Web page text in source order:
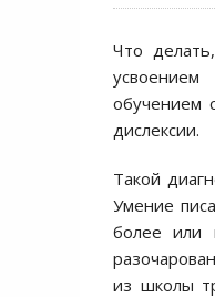
Что
обучением
дислексии.
Такой
Умение
более или
из школы